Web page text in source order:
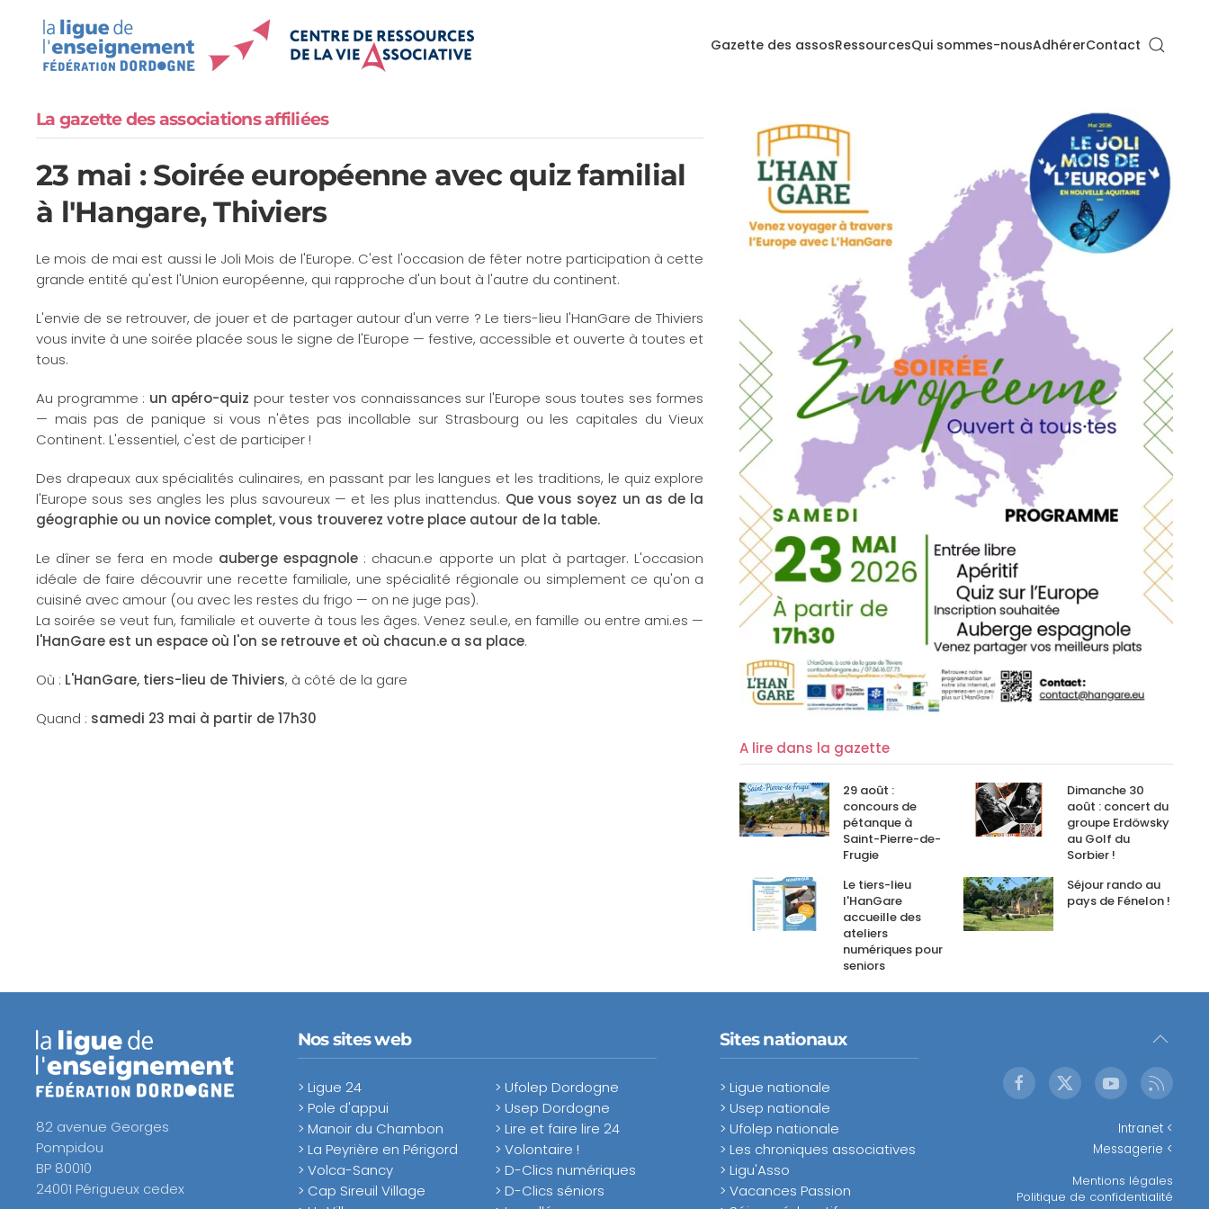
Accéder au contenu principal Gazette des assosRessourcesQui sommes-nousAdhérerContact
La gazette des associations affiliées
23 mai : Soirée européenne avec quiz familial
à l'Hangare, Thiviers
Le mois de mai est aussi le Joli Mois de l'Europe. C'est l'occasion de fêter notre participation à cette
grande entité qu'est l'Union européenne, qui rapproche d'un bout à l'autre du continent.
L'envie de se retrouver, de jouer et de partager autour d'un verre ? Le tiers-lieu l'HanGare de Thiviers
vous invite à une soirée placée sous le signe de l'Europe — festive, accessible et ouverte à toutes et
tous.
Au programme : un apéro-quiz pour tester vos connaissances sur l'Europe sous toutes ses formes
— mais pas de panique si vous n'êtes pas incollable sur Strasbourg ou les capitales du Vieux
Continent. L'essentiel, c'est de participer !
Des drapeaux aux spécialités culinaires, en passant par les langues et les traditions, le quiz explore
l'Europe sous ses angles les plus savoureux — et les plus inattendus. Que vous soyez un as de la
géographie ou un novice complet, vous trouverez votre place autour de la table.
Le dîner se fera en mode auberge espagnole : chacun.e apporte un plat à partager. L'occasion
idéale de faire découvrir une recette familiale, une spécialité régionale ou simplement ce qu'on a
cuisiné avec amour (ou avec les restes du frigo — on ne juge pas).
La soirée se veut fun, familiale et ouverte à tous les âges. Venez seul.e, en famille ou entre ami.es —
l'HanGare est un espace où l'on se retrouve et où chacun.e a sa place.
Où : L'HanGare, tiers-lieu de Thiviers, à côté de la gare
Quand : samedi 23 mai à partir de 17h30
A lire dans la gazette
29 août :
concours de
pétanque à
Saint-Pierre-de-
Frugie
Dimanche 30
août : concert du
groupe Erdöwsky
au Golf du
Sorbier !
Le tiers-lieu
l'HanGare
accueille des
ateliers
numériques pour
seniors
Séjour rando au
pays de Fénelon !
82 avenue Georges
Pompidou
BP 80010
24001 Périgueux cedex
Nos sites web
> Ligue 24
> Pole d'appui
> Manoir du Chambon
> La Peyrière en Périgord
> Volca-Sancy
> Cap Sireuil Village
> Ufolep Dordogne
> Usep Dordogne
> Lire et faire lire 24
> Volontaire !
> D-Clics numériques
> D-Clics séniors
Sites nationaux
> Ligue nationale
> Usep nationale
> Ufolep nationale
> Les chroniques associatives
> Ligu'Asso
> Vacances Passion
Intranet <
Messagerie <
Mentions légales
Politique de confidentialité